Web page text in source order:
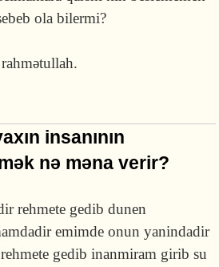
ola bilermi?
insanının
nə məna verir?
rehmete gedib dunen
emimde onun yanindadir
gedib inanmiram girib su